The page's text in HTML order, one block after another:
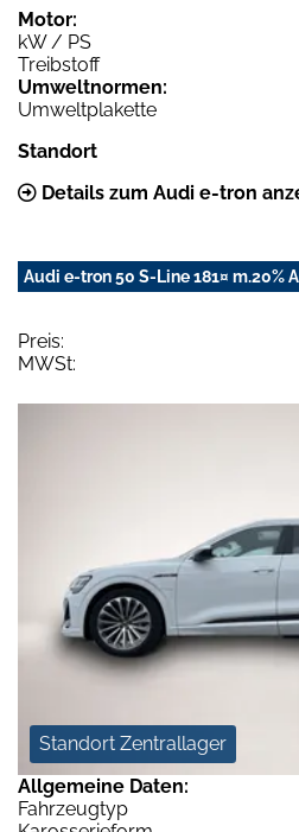
Motor:
kW / PS
Treibstoff
Umweltnormen:
Umweltplakette
Standort
Details zum Audi e-tron
Audi e-tron 50 S-Line 181¤ m.20%
Preis:
MWSt:
Standort Zentrallager
Allgemeine Daten:
Fahrzeugtyp